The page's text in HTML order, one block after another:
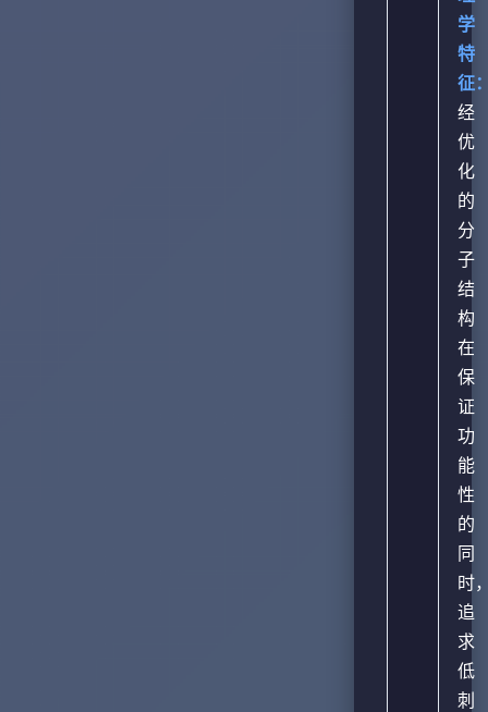
学
特
征
经
优
化
的
分
子
结
构
在
保
证
功
能
性
的
同
时
追
求
低
刺